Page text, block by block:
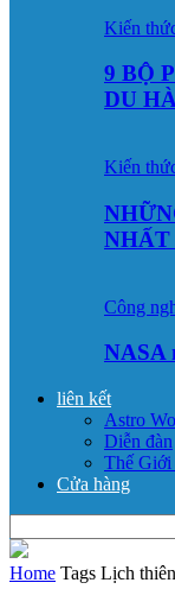
Kiến
9 BỘ
DU
Kiến
NHẤT
Công
NASA
liên kết
Astro
Diễn đàn
Thế Giới
Cửa hàng
Home Tags Lịch